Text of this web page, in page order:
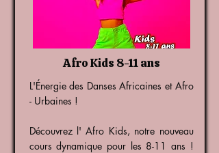
Afro Kids 8-11 ans
L'Énergie des Danses Africaines et Afro
- Urbaines !
Découvrez l' Afro Kids, notre nouveau
cours dynamique pour les 8-11 ans !